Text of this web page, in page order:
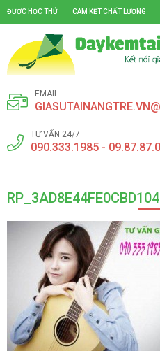
ĐƯỢC HỌC THỬ CAM KẾT CHẤT LƯỢNG
EMAIL
TƯ VẤN 24/7
090.333.1985 -